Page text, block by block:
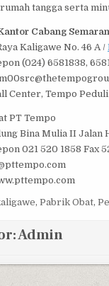
tangga serta
Cabang
Kaligawe No. 46 A /
(024) 6581838,
Center, Tempo
PT Tempo
Bina Mulia II Jalan
021 520 1858 Fax
, Pabrik Obat,
Admin